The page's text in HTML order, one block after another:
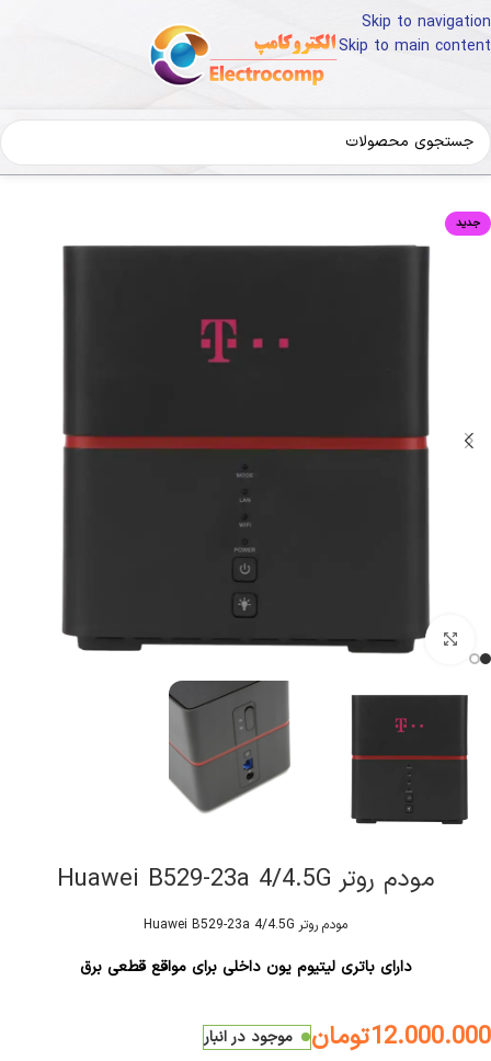
Skip to navigation
Skip to main content
خانه کالای دیجیتال تجهیزات شبکه روتر-مودم ADSL
جدید
کلیک برای بزرگنمایی
مودم روتر Huawei B529-23a 4/4.5G
مودم روتر Huawei B529-23a 4/4.5G
دارای باتری لیتیوم یون داخلی برای مواقع قطعی برق
12.000.000تومان
موجود در انبار